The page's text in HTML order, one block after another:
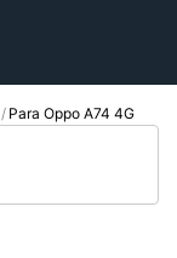
Para Oppo A74 4G